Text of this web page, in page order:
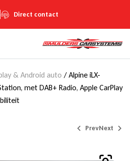
Direct contact
& Android auto / Alpine iLX-
met DAB+ Radio, Apple CarPlay
PrevNext